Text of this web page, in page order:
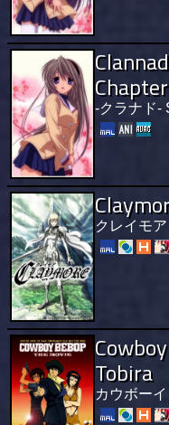
Chapter
-クラナド-
クレイモア
Tobira
カウボー